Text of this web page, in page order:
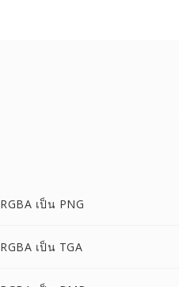
RGBA เป็น PNG
RGBA เป็น TGA